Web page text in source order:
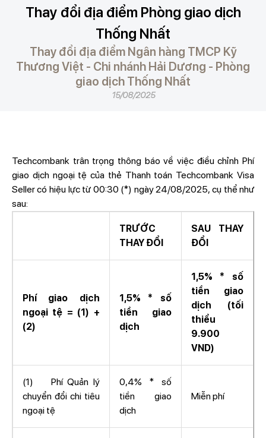
Thay đổi địa điểm Phòng giao dịch
Thống Nhất
Thay đổi địa điểm Ngân hàng TMCP Kỹ
Thương Việt - Chi nhánh Hải Dương - Phòng
giao dịch Thống Nhất
15/08/2025
Techcombank trân trọng thông báo về việc điều chỉnh Phí
giao dịch ngoại tệ của thẻ Thanh toán Techcombank Visa
Seller có hiệu lực từ 00:30 (*) ngày 24/08/2025, cụ thể như
sau:
TRƯỚC
THAY ĐỔI
SAU THAY
ĐỔI
Phí giao dịch
ngoại tệ = (1) +
(2)
1,5% * số
tiền giao
dịch
1,5% * số
tiền giao
dịch (tối
thiểu
9.900
VND)
(1) Phí Quản lý
chuyển đổi chi tiêu
ngoại tệ
0,4% * số
tiền giao
dịch
Miễn phí